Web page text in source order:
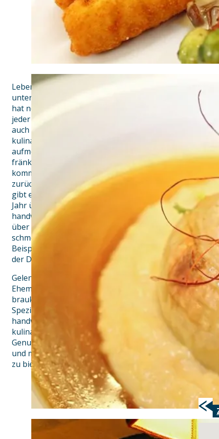
Lebendige Tradition, Gastlichkeit, gutes Essen und
unter einem Dach in Deutschland nur ganz selten zu
hat noch so ein Schmuckstück zu bieten: Den
jeder kennt die gemütliche Wirtschaft, die es bereits
auch einzigartig süffiges Bier gebraut wird. Bekannt ist
kulinarischen Einfallsreichtum, gepaart mit
aufmerksamem Service. Bekannt ist er aber auch für
fränkischen Gerichten, die meist mit einer einzigartigen
kommen: Den hausgemachten Klößen, deren
zurückreicht. Täglich serviert der Grosch typisch
gibt es eine reichhaltige Auswahl an saisonalen,
Jahr über wechselnde Aktionswochen. Beim Grosch
handwerklich gebraute Köstlichkeiten, gebraut zum Teil
über 500 Jahre alt sind und auch prominenten
schmeckten. Der Fuhrmannstrunk, das Anno 1492 und
Beispiel sorgen weit über die Region hinaus für Furore
der Deckel auf den Topf.
Gelenkt wird der Braugasthof Grosch von Chefin
Ehemann Christof Pilarzyk als erstes Biersommelier-
braukulinarische Messlatte definiert. Bei drei
Spezialitäten aus Hopfen und Malz, die mit
handwerklich hergestellt werden. Eingerahmt in eine
kulinarische Luxusreise in vier Gängen staunen bunt
Genussfans regelmäßig über die riesige Fülle an
und mehr als 100 Hopfensorten, die einheimische und
zu bieten haben.